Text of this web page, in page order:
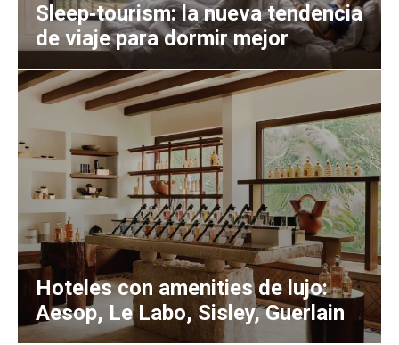
Sleep‑tourism: la nueva tendencia
de viaje para dormir mejor
Hoteles con amenities de lujo:
Aesop, Le Labo, Sisley, Guerlain